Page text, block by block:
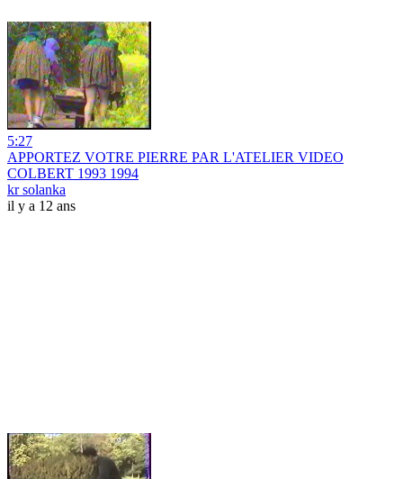
5:27
APPORTEZ VOTRE PIERRE PAR L'ATELIER VIDEO
COLBERT 1993 1994
kr solanka
il y a 12 ans